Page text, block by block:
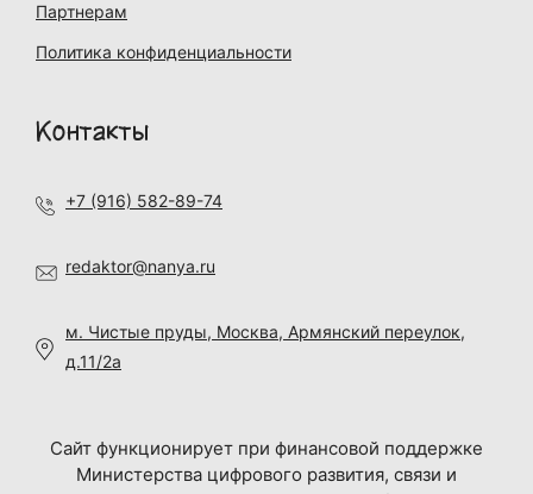
Партнерам
Политика конфиденциальности
Контакты
+7 (916) 582-89-74
redaktor@nanya.ru
м. Чистые пруды, Москва, Армянский переулок,
д.11/2а
Сайт функционирует при финансовой поддержке
Министерства цифрового развития, связи и